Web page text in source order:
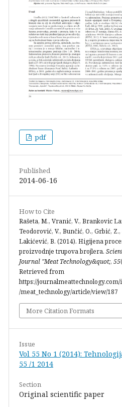
pdf
Published
2014-06-16
How to Cite
Rašeta, M., Vranić, V., Brankovic
Teodorović, V., Bunčić, O., Grbić, Z.,
Lakićević, B. (2014). Higijena
proizvodnje trupova brojlera.
Journal "Meat Technology&quot;, 55
Retrieved from
https://journalmeattechnology.com/
/meat_technology/article/view/187
More Citation Formats
Issue
Vol 55 No 1 (2014):
55 /1 2014
Section
Original scientific paper